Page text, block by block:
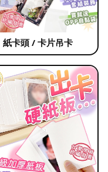
紙卡頭 / 卡片吊卡